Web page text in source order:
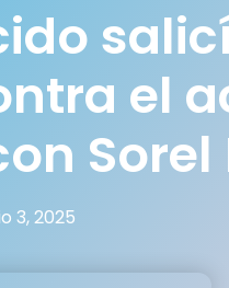
el
Sorel
3, 2025